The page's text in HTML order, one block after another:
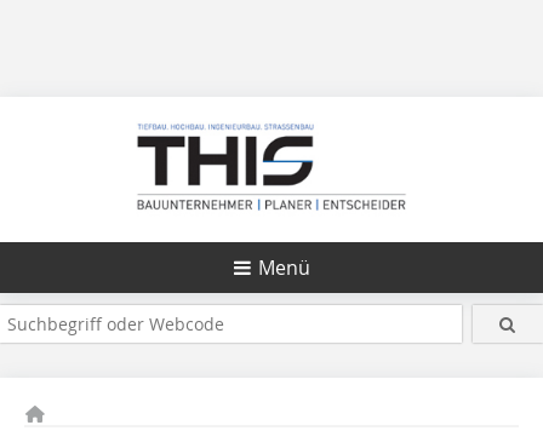
Menü